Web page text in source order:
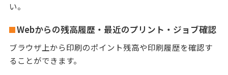
い。
Webからの残高履歴・最近のプリント・ジョブ確認
ブラウザ上から印刷のポイント残高や印刷履歴を確認す
ることができます。